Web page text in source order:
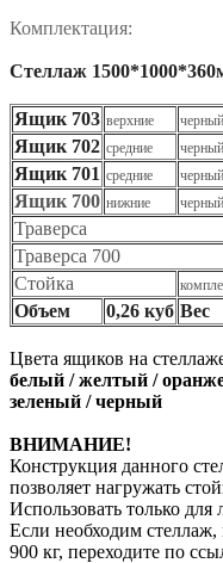
Комплектация:
Стеллаж
Ящик 703 верхние черный
Ящик 702 средние черный
Ящик 701 средние черный
Ящик 700 нижние черный
Траверса
Траверса 700
Стойка
Объем
0,26 куб Вес
Цвета ящиков на
белый / желтый /
зеленый / черный
ВНИМАНИЕ!
Конструкция данного
позволяет нагружать
Использовать только
Если необходим
900 кг, переходите по